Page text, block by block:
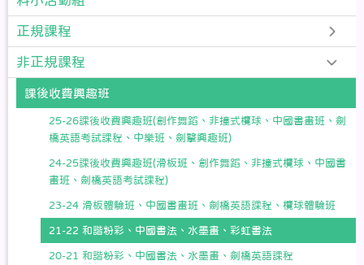
正規課程
非正規課程
課後收費興趣班
25-26課後收費興趣班(創作舞蹈、非撞式欖球、中國書畫班、劍
橋英語考試課程、中樂班、劍擊興趣班)
24-25課後收費興趣班(滑板班、創作舞蹈、非撞式欖球、中國書
畫班、劍橋英語考試課程)
23-24 滑板體驗班、中國書畫班、劍橋英語課程、欖球體驗班
21-22 和諧粉彩、中國書法、水墨畫、彩虹書法
20-21 和諧粉彩、中國書法、水墨畫、劍橋英語課程